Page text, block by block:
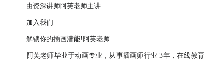
由资深讲师阿芙老师主讲
加入我们
解锁你的插画潜能!阿芙老师
阿芙老师毕业于动画专业，从事插画师行业 3年，在线教育